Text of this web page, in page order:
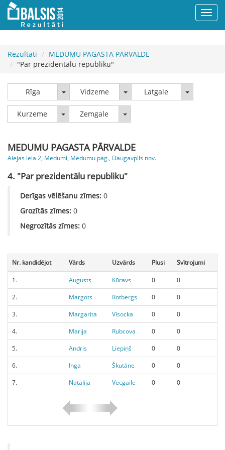
Rezultāti
MEDUMU PAGASTA PĀRVALDE
"Par prezidentālu republiku"
Rīga Rīga Vidzeme VidzemeLatgale Latgale
Kurzeme KurzemeZemgale Zemgale
MEDUMU PAGASTA PĀRVALDE
Alejas iela 2, Medumi, Medumu pag., Daugavpils nov.
4. "Par prezidentālu republiku"
Derīgas vēlēšanu zīmes: 0
Grozītās zīmes: 0
Negrozītās zīmes: 0
Nr. kandidējot Vārds Uzvārds Plusi Svītrojumi
1. Augusts Kūravs 0
0
2.
Margots Rotbergs 0
0
3.
Margarita Visocka 0
0
4.
Marija Rubcova 0
0
5.
Andris Liepiņš 0
0
6.
Inga Škutāne 0
0
7.
Natālija Vecgaile 0 0